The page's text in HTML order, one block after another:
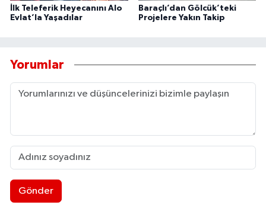
İlk Teleferik Heyecanını Alo
Evlat’la Yaşadılar
Baraçlı’dan Gölcük’teki
Projelere Yakın Takip
Yorumlar
Gönder